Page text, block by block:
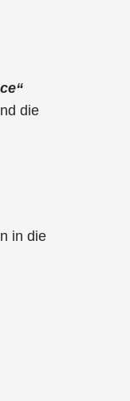
die
in die